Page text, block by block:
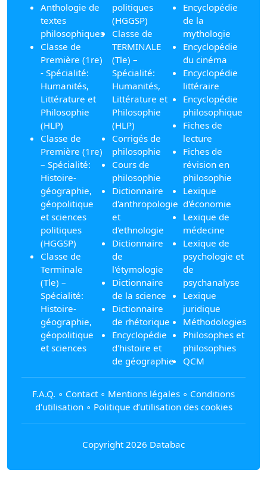
Anthologie de
textes
philosophiques
Classe de
Première (1re)
- Spécialité:
Humanités,
Littérature et
Philosophie
(HLP)
Classe de
Première (1re)
– Spécialité:
Histoire-
géographie,
géopolitique
et sciences
politiques
(HGGSP)
Classe de
Terminale
(Tle) –
Spécialité:
Histoire-
géographie,
géopolitique
et sciences
politiques
(HGGSP)
Classe de
TERMINALE
(Tle) –
Spécialité:
Humanités,
Littérature et
Philosophie
(HLP)
Corrigés de
philosophie
Cours de
philosophie
Dictionnaire
d'anthropologie
et
d'ethnologie
Dictionnaire
de
l'étymologie
Dictionnaire
de la science
Dictionnaire
de rhétorique
Encyclopédie
d'histoire et
de géographie
Encyclopédie
de la
mythologie
Encyclopédie
du cinéma
Encyclopédie
littéraire
Encyclopédie
philosophique
Fiches de
lecture
Fiches de
révision en
philosophie
Lexique
d'économie
Lexique de
médecine
Lexique de
psychologie et
de
psychanalyse
Lexique
juridique
Méthodologies
Philosophes et
philosophies
QCM
F.A.Q. ∘ Contact ∘ Mentions légales ∘ Conditions
d'utilisation∘ Politique d’utilisation des cookies
Copyright 2026 Databac